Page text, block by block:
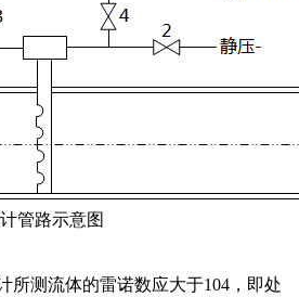
管路示意图
所测流体的雷诺数应大于104，即处